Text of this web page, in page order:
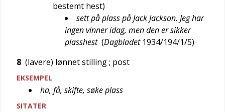
bestemt hest)
sett på plass på Jack Jackson. Jeg har
ingen vinner idag, men den er sikker
plasshest (Dagbladet 1934/194/1/5)
8 (lavere) lønnet stilling; post
EKSEMPEL
ha, få, skifte, søke plass
SITATER